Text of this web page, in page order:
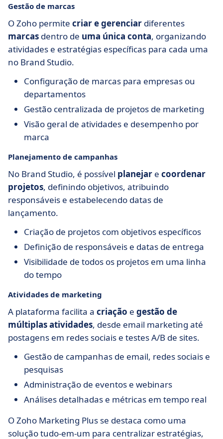
Gestão de marcas
O Zoho permite criar e gerenciar diferentes
marcas dentro de uma única conta, organizando
atividades e estratégias específicas para cada uma
no Brand Studio.
Configuração de marcas para empresas ou
departamentos
Gestão centralizada de projetos de marketing
Visão geral de atividades e desempenho por
marca
Planejamento de campanhas
No Brand Studio, é possível planejar e coordenar
projetos, definindo objetivos, atribuindo
responsáveis e estabelecendo datas de
lançamento.
Criação de projetos com objetivos específicos
Definição de responsáveis e datas de entrega
Visibilidade de todos os projetos em uma linha
do tempo
Atividades de marketing
A plataforma facilita a criação e gestão de
múltiplas atividades, desde email marketing até
postagens em redes sociais e testes A/B de sites.
Gestão de campanhas de email, redes sociais e
pesquisas
Administração de eventos e webinars
Análises detalhadas e métricas em tempo real
O Zoho Marketing Plus se destaca como uma
solução tudo-em-um para centralizar estratégias,